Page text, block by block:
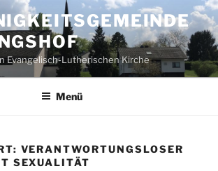
Evangelisch-Lutherischen Kirche
Menü
VERANTWORTUNGSLOSER
SEXUALITÄT